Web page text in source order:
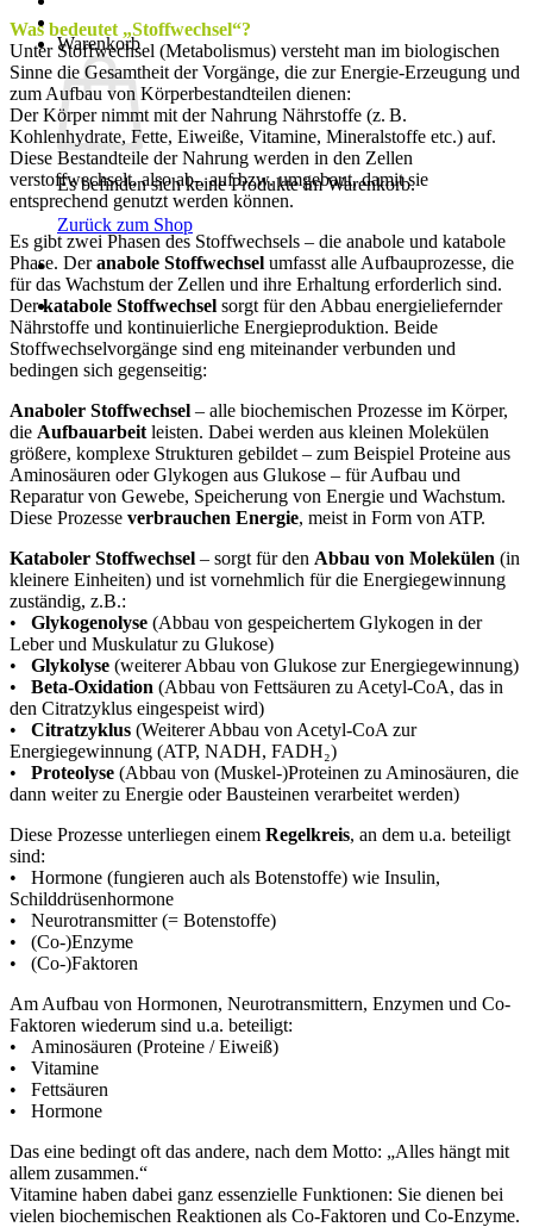
Warenkorb
Es befinden sich keine Produkte im Warenkorb.
Zurück zum Shop
Was bedeutet „Stoffwechsel“?
Unter Stoffwechsel (Metabolismus) versteht man im biologischen
Sinne die Gesamtheit der Vorgänge, die zur Energie-Erzeugung und
zum Aufbau von Körperbestandteilen dienen:
Der Körper nimmt mit der Nahrung Nährstoffe (z. B.
Kohlenhydrate, Fette, Eiweiße, Vitamine, Mineralstoffe etc.) auf.
Diese Bestandteile der Nahrung werden in den Zellen
verstoffwechselt, also ab-, auf bzw. umgebaut, damit sie
entsprechend genutzt werden können.
Es gibt zwei Phasen des Stoffwechsels – die anabole und katabole
Phase. Deranabole Stoffwechsel umfasst alle Aufbauprozesse, die
für das Wachstum der Zellen und ihre Erhaltung erforderlich sind.
Derkatabole Stoffwechsel sorgt für den Abbau energieliefernder
Nährstoffe und kontinuierliche Energieproduktion. Beide
Stoffwechselvorgänge sind eng miteinander verbunden und
bedingen sich gegenseitig:
Anaboler Stoffwechsel – alle biochemischen Prozesse im Körper,
die Aufbauarbeit leisten. Dabei werden aus kleinen Molekülen
größere, komplexe Strukturen gebildet – zum Beispiel Proteine aus
Aminosäuren oder Glykogen aus Glukose – für Aufbau und
Reparatur von Gewebe, Speicherung von Energie und Wachstum.
Diese Prozesse verbrauchen Energie, meist in Form von ATP.
Kataboler Stoffwechsel – sorgt für den Abbau von Molekülen (in
kleinere Einheiten) und ist vornehmlich für die Energiegewinnung
zuständig, z.B.:
• Glykogenolyse (Abbau von gespeichertem Glykogen in der
Leber und Muskulatur zu Glukose)
• Glykolyse (weiterer Abbau von Glukose zur Energiegewinnung)
• Beta-Oxidation (Abbau von Fettsäuren zu Acetyl-CoA, das in
den Citratzyklus eingespeist wird)
• Citratzyklus (Weiterer Abbau von Acetyl-CoA zur
Energiegewinnung (ATP, NADH, FADH₂)
•
Proteolyse (Abbau von (Muskel-)Proteinen zu Aminosäuren, die
dann weiter zu Energie oder Bausteinen verarbeitet werden)
Diese Prozesse unterliegen einem Regelkreis, an dem u.a. beteiligt
sind:
• Hormone (fungieren auch als Botenstoffe) wie Insulin,
Schilddrüsenhormone
• Neurotransmitter (= Botenstoffe)
• (Co-)Enzyme
• (Co-)Faktoren
Am Aufbau von Hormonen, Neurotransmittern, Enzymen und Co-
Faktoren wiederum sind u.a. beteiligt:
• Aminosäuren (Proteine / Eiweiß)
• Vitamine
• Fettsäuren
• Hormone
Das eine bedingt oft das andere, nach dem Motto: „Alles hängt mit
allem zusammen.“
Vitamine haben dabei ganz essenzielle Funktionen: Sie dienen bei
vielen biochemischen Reaktionen als Co-Faktoren und Co-Enzyme.